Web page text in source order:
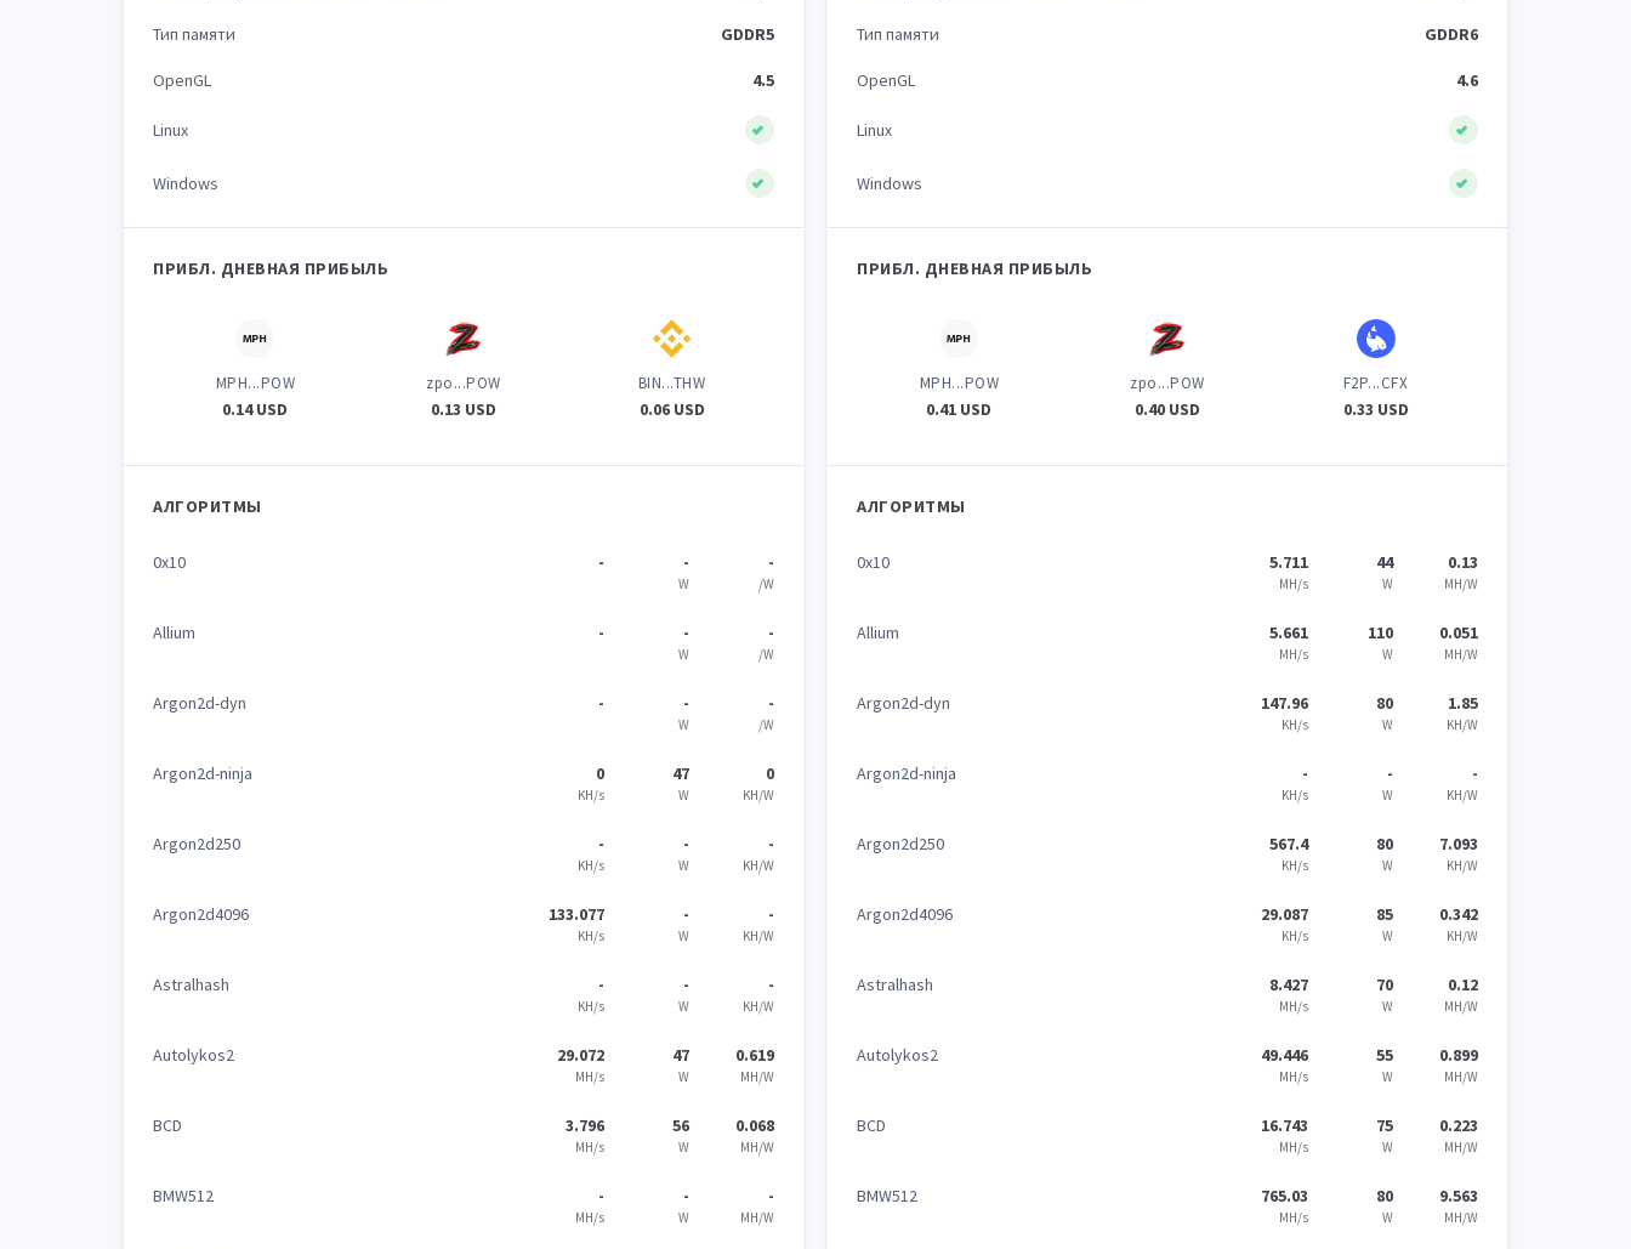
Тип памяти GDDR5
OpenGL 4.5
Linux
Windows
ПРИБЛ. ДНЕВНАЯ ПРИБЫЛЬ
MPH...POW
0.14 USD
zpo...POW
0.13 USD
BIN...THW
0.06 USD
АЛГОРИТМЫ
0x10 - -
W
-
/W
Allium - -
W
-
/W
Argon2d-dyn - -
W
-
/W
Argon2d-ninja 0
KH/s
47
W
0
KH/W
Argon2d250 -
KH/s
-
W
-
KH/W
Argon2d4096 133.077
KH/s
-
W
-
KH/W
Astralhash -
KH/s
-
W
-
KH/W
Autolykos2 29.072
MH/s
47
W
0.619
MH/W
BCD 3.796
MH/s
56
W
0.068
MH/W
BMW512 -
MH/s
-
W
-
MH/W
Тип памяти GDDR6
OpenGL 4.6
Linux
Windows
ПРИБЛ. ДНЕВНАЯ ПРИБЫЛЬ
MPH...POW
0.41 USD
zpo...POW
0.40 USD
F2P...CFX
0.33 USD
АЛГОРИТМЫ
0x10 5.711
MH/s
44
W
0.13
MH/W
Allium 5.661
MH/s
110
W
0.051
MH/W
Argon2d-dyn 147.96
KH/s
80
W
1.85
KH/W
Argon2d-ninja -
KH/s
-
W
-
KH/W
Argon2d250 567.4
KH/s
80
W
7.093
KH/W
Argon2d4096 29.087
KH/s
85
W
0.342
KH/W
Astralhash 8.427
MH/s
70
W
0.12
MH/W
Autolykos2 49.446
MH/s
55
W
0.899
MH/W
BCD 16.743
MH/s
75
W
0.223
MH/W
BMW512 765.03
MH/s
80
W
9.563
MH/W